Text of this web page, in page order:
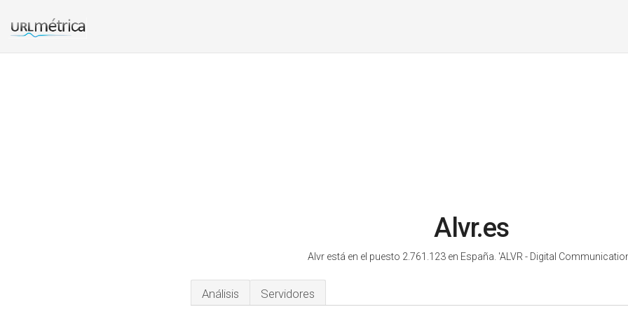
Alvr.es
Alvr está en el puesto 2.761.123 en España. 'ALVR - Digital
Análisis Servidores